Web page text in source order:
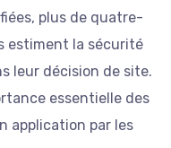
plus de quatre-
estiment la sécurité
leur décision de site.
essentielle des
application par les